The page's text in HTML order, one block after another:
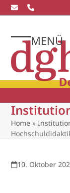
Skip
to
MENÜ
Open
mobile
menu
Close
mobile
menu
Home »
10. Oktober